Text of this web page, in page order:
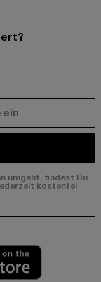
umgeht, findest Du
kostenfei